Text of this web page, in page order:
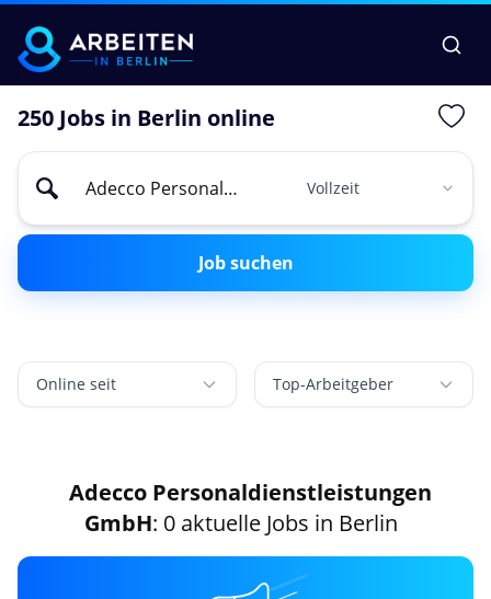
250 Jobs in Berlin online
Job suchen
Online seit Top-Arbeitgeber
Adecco Personaldienstleistungen
GmbH: 0 aktuelle Jobs in Berlin